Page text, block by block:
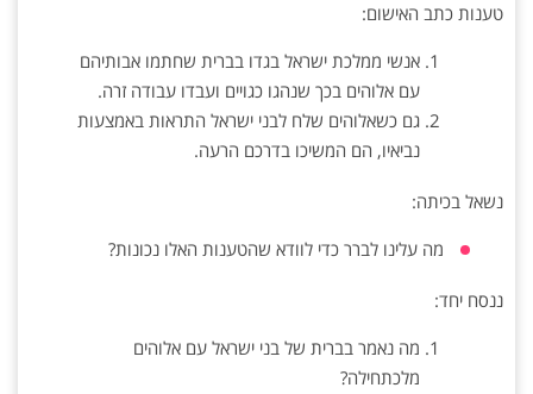
טענות כתב האישום:
אנשי ממלכת ישראל בגדו בברית שחתמו אבותיהם
עם אלוהים בכך שנהגו כגויים ועבדו עבודה זרה.
גם כשאלוהים שלח לבני ישראל התראות באמצעות
נביאיו, הם המשיכו בדרכם הרעה.
נשאל בכיתה:
מה עלינו לברר כדי לוודא שהטענות האלו נכונות?
ננסח יחד:
מה נאמר בברית של בני ישראל עם אלוהים
מלכתחילה?